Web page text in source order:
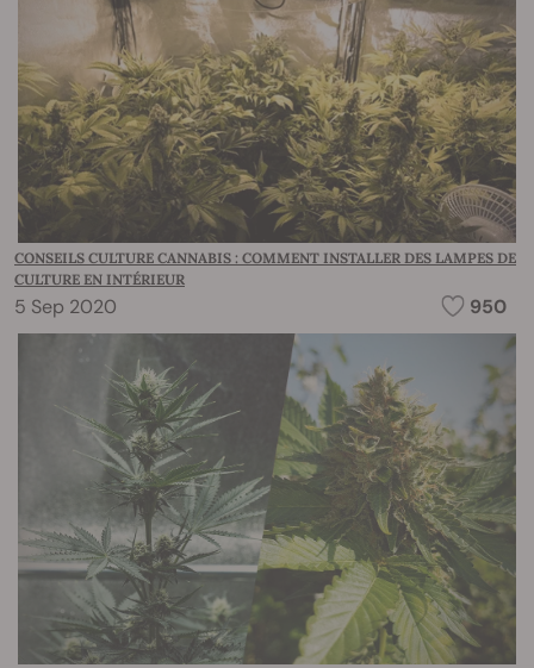
CONSEILS CULTURE CANNABIS : COMMENT INSTALLER DES LAMPES DE
CULTURE EN INTÉRIEUR
5 Sep 2020 950